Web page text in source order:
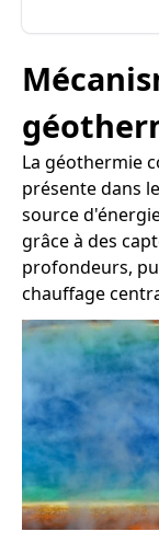
La géothermie
présente dans
source
grâce à des
profondeurs,
chauffage